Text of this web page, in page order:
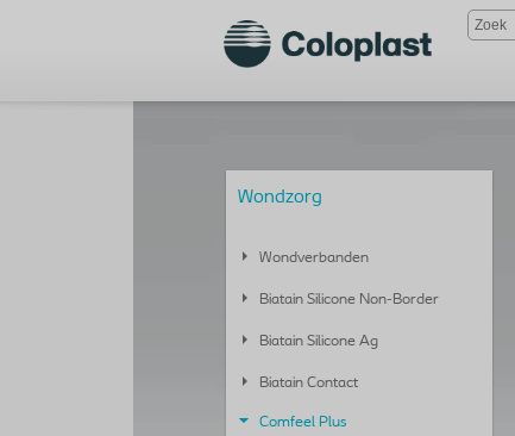
Wondzorg
Wondverbanden
Biatain Silicone Non-Border
Biatain Silicone Ag
Biatain Contact
Comfeel Plus